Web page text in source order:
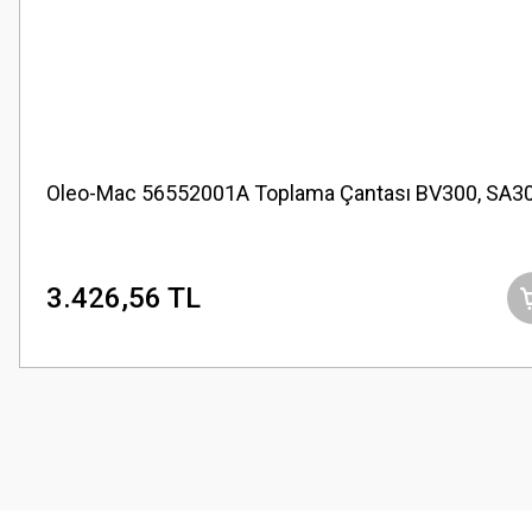
Oleo-Mac 56552001A Toplama Çantası BV300,
3.426,56 TL